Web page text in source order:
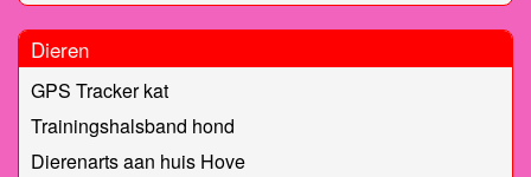
Dieren
GPS Tracker kat
Trainingshalsband hond
Dierenarts aan huis Hove